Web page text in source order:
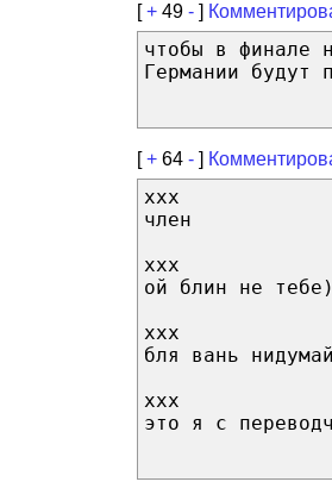
[+ 49 - ]
чтобы в финале
Германии будут
[+ 64 - ]
xxx
член
xxx
ой блин не
xxx
бля вань
xxx
это я с